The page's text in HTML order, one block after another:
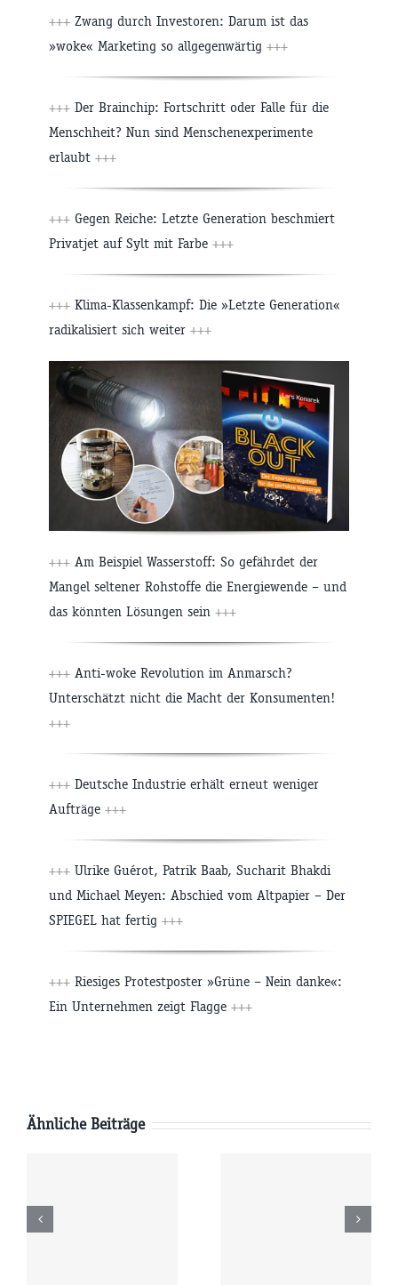
+++ Zwang durch Investoren: Darum ist das
»woke« Marketing so allgegenwärtig +++
+++ Der Brainchip: Fortschritt oder Falle für die
Menschheit? Nun sind Menschenexperimente
erlaubt +++
+++ Gegen Reiche: Letzte Generation beschmiert
Privatjet auf Sylt mit Farbe +++
+++ Klima-Klassenkampf: Die »Letzte Generation«
radikalisiert sich weiter +++
+++ Am Beispiel Wasserstoff: So gefährdet der
Mangel seltener Rohstoffe die Energiewende – und
das könnten Lösungen sein +++
+++ Anti-woke Revolution im Anmarsch?
Unterschätzt nicht die Macht der Konsumenten!
+++
+++ Deutsche Industrie erhält erneut weniger
Aufträge +++
+++ Ulrike Guérot, Patrik Baab, Sucharit Bhakdi
und Michael Meyen: Abschied vom Altpapier – Der
SPIEGEL hat fertig +++
+++ Riesiges Protestposter »Grüne – Nein danke«:
Ein Unternehmen zeigt Flagge +++
Ähnliche Beiträge
Donnerstag
06.08.2026